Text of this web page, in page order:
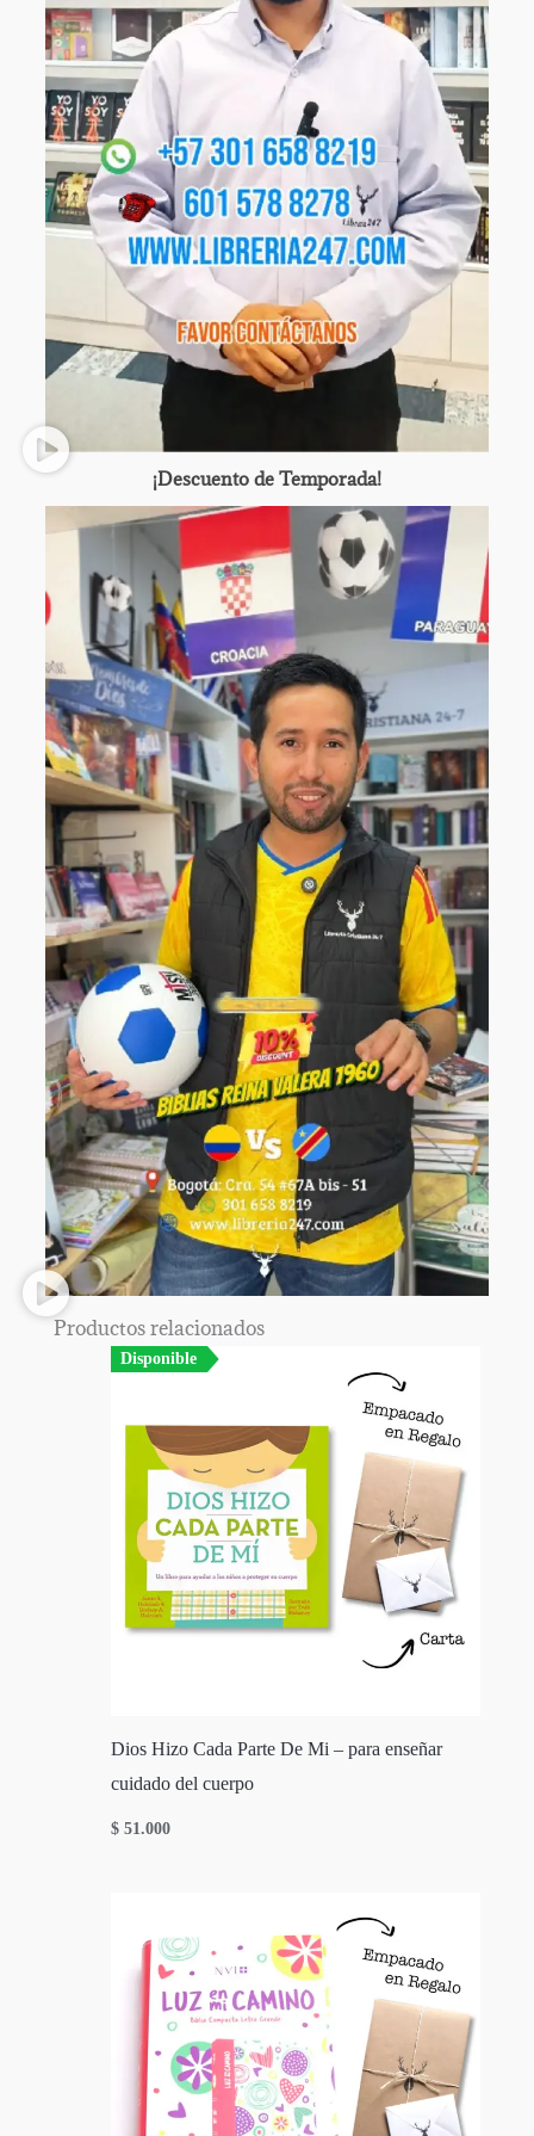
¡Descuento de Temporada!
Productos relacionados
Disponible
Dios Hizo Cada Parte De Mi – para enseñar
cuidado del cuerpo
$ 51.000